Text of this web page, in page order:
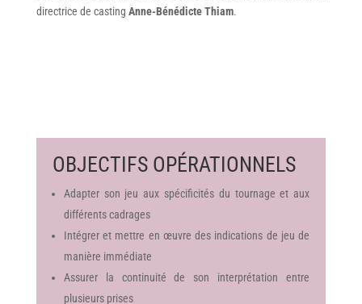
directrice de casting Anne-Bénédicte Thiam.
OBJECTIFS OPÉRATIONNELS
Adapter son jeu aux spécificités du tournage et aux
différents cadrages
Intégrer et mettre en œuvre des indications de jeu de
manière immédiate
Assurer la continuité de son interprétation entre
plusieurs prises